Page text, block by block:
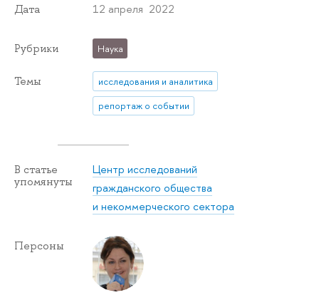
Дата 12 апреля 2022
Рубрики Наука
Темы
исследования и аналитика
репортаж о событии
В статье
упомянуты
Центр исследований
гражданского общества
и некоммерческого сектора
Персоны